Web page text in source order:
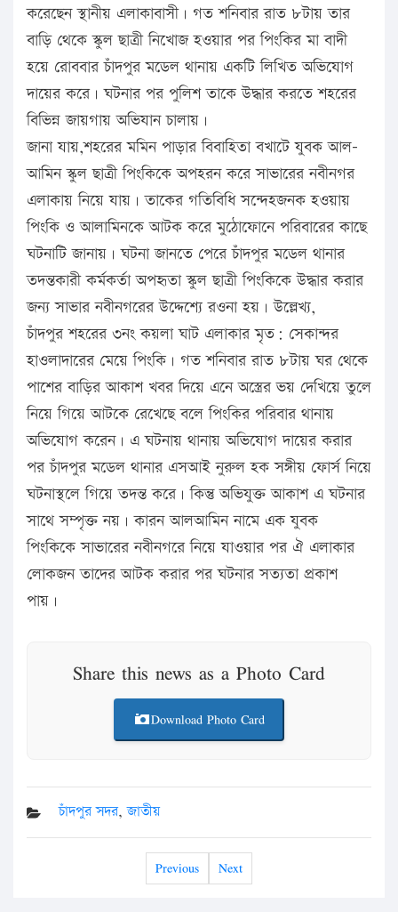
করেছেন স্থানীয় এলাকাবাসী। গত শনিবার রাত ৮টায় তার
বাড়ি থেকে স্কুল ছাত্রী নিখোজ হওয়ার পর পিংকির মা বাদী
হয়ে রোববার চাঁদপুর মডেল থানায় একটি লিখিত অভিযোগ
দায়ের করে। ঘটনার পর পুলিশ তাকে উদ্ধার করতে শহরের
বিভিন্ন জায়গায় অভিযান চালায়।
জানা যায়,শহরের মমিন পাড়ার বিবাহিতা বখাটে যুবক আল-
আমিন স্কুল ছাত্রী পিংকিকে অপহরন করে সাভারের নবীনগর
এলাকায় নিয়ে যায়। তাকের গতিবিধি সন্দেহজনক হওয়ায়
পিংকি ও আলামিনকে আটক করে মুঠোফোনে পরিবারের কাছে
ঘটনাটি জানায়। ঘটনা জানতে পেরে চাঁদপুর মডেল থানার
তদন্তকারী কর্মকর্তা অপহৃতা স্কুল ছাত্রী পিংকিকে উদ্ধার করার
জন্য সাভার নবীনগরের উদ্দেশ্যে রওনা হয়। উল্লেখ্য,
চাঁদপুর শহরের ৩নং কয়লা ঘাট এলাকার মৃত: সেকান্দর
হাওলাদারের মেয়ে পিংকি। গত শনিবার রাত ৮টায় ঘর থেকে
পাশের বাড়ির আকাশ খবর দিয়ে এনে অস্ত্রের ভয় দেখিয়ে তুলে
নিয়ে গিয়ে আটকে রেখেছে বলে পিংকির পরিবার থানায়
অভিযোগ করেন। এ ঘটনায় থানায় অভিযোগ দায়ের করার
পর চাঁদপুর মডেল থানার এসআই নুরুল হক সঙ্গীয় ফোর্স নিয়ে
ঘটনাস্থলে গিয়ে তদন্ত করে। কিন্তু অভিযুক্ত আকাশ এ ঘটনার
সাথে সম্পৃক্ত নয়। কারন আলআমিন নামে এক যুবক
পিংকিকে সাভারের নবীনগরে নিয়ে যাওয়ার পর ঐ এলাকার
লোকজন তাদের আটক করার পর ঘটনার সত্যতা প্রকাশ
পায়।
Share this news as a Photo Card
Download Photo Card
চাঁদপুর সদর,জাতীয়
Previous Next